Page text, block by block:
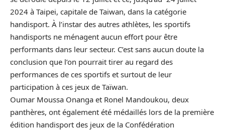
2024 à Taipei, capitale de Taiwan, dans la catégorie
handisport. À l’instar des autres athlètes, les sportifs
handisports ne ménagent aucun effort pour être
performants dans leur secteur. C’est sans aucun doute la
conclusion que l’on pourrait tirer au regard des
performances de ces sportifs et surtout de leur
participation à ces jeux de Taïwan.
Oumar Moussa Onanga et Ronel Mandoukou, deux
panthères, ont également été médaillés lors de la première
édition handisport des jeux de la Confédération